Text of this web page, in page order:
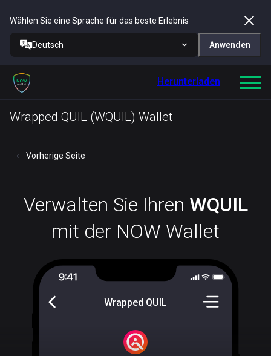
Wählen Sie eine Sprache für das beste Erlebnis
Deutsch Anwenden
Herunterladen
Wrapped QUIL (WQUIL) Wallet
Vorherige Seite
Verwalten Sie Ihren WQUIL
mit der NOW Wallet
Wrapped QUIL